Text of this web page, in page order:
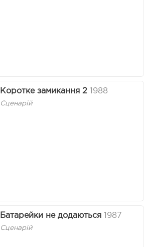
Коротке замикання 2 1988
Сценарій
Батарейки не додаються 1987
Сценарій